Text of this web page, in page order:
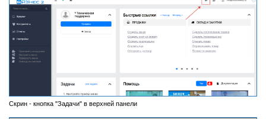
Скрин - кнопка "Задачи" в верхней панели